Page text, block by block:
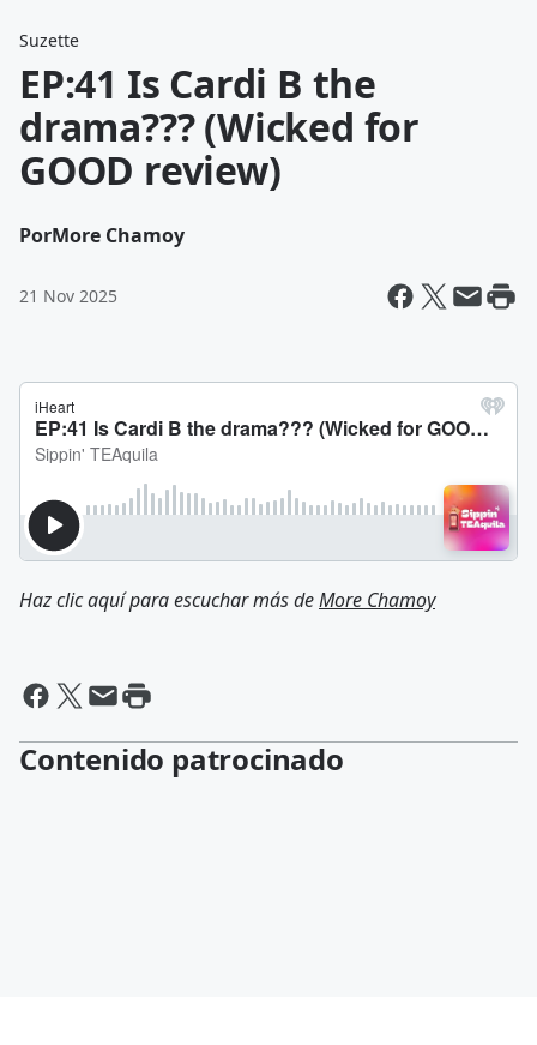
Suzette
EP:41 Is Cardi B the
drama??? (Wicked for
GOOD review)
PorMore Chamoy
21 Nov 2025
Haz clic aquí para escuchar más deMore Chamoy
Contenido patrocinado